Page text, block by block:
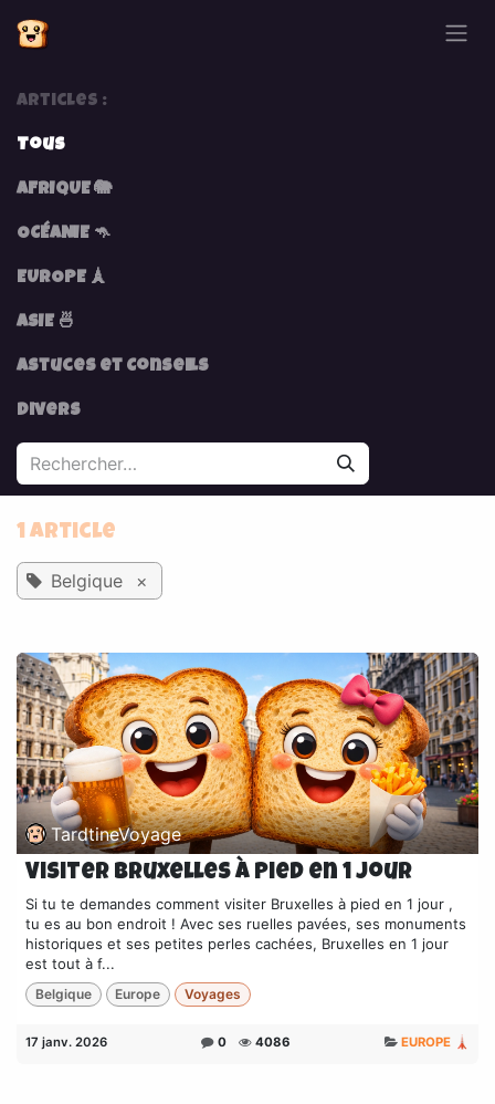
Articles :
Tous
AFRIQUE 🐘
OCÉANIE 🦘
EUROPE 🗼
ASIE 🍜
Astuces et Conseils
Divers
1 Article
Belgique ×
TardtineVoyage
Visiter Bruxelles à pied en 1 jour
Si tu te demandes comment visiter Bruxelles à pied en 1 jour ,
tu es au bon endroit ! Avec ses ruelles pavées, ses monuments
historiques et ses petites perles cachées, Bruxelles en 1 jour
est tout à f...
Belgique Europe Voyages
17 janv. 2026 0 4086 EUROPE 🗼